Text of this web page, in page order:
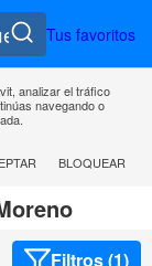
Tus favoritos
analizar el tráfico
navegando o
BLOQUEAR
Filtros (1)